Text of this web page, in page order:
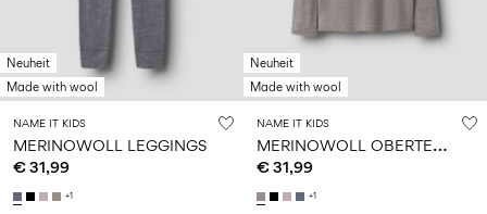
Neuheit
Made with wool
NAME IT KIDS
MERINOWOLL LEGGINGS
€ 31,99
+1
Neuheit
Made with wool
NAME IT KIDS
M
ERINOWOLL OBERTEIL MIT LANGEN ÄRMELN
€ 31,99
+1